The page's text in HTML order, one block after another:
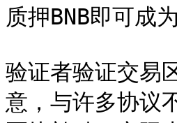
质押BNB即可成
验证者验证交易
意，与许多协议